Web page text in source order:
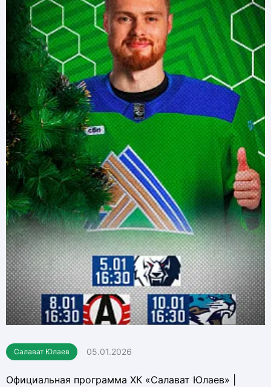
Салават Юлаев 05.01.2026
Официальная программа ХК «Салават Юлаев» |